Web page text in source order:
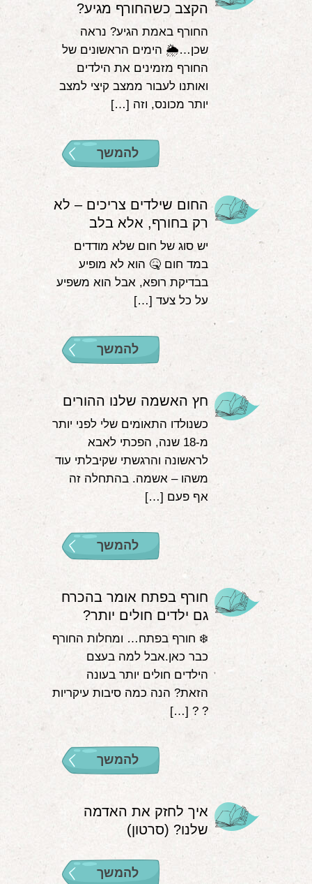
הקצב כשהחורף מגיע?
החורף באמת הגיע? נראה
שכן…🌦 הימים הראשונים של
החורף מזמינים את הילדים
ואותנו לעבור ממצב קיצי למצב
יותר מכונס, וזה […]
להמשך
החום שילדים צריכים – לא
רק בחורף, אלא בלב
יש סוג של חום שלא מודדים
במד חום 🤒 הוא לא מופיע
בבדיקת רופא, אבל הוא משפיע
על כל צעד […]
להמשך
חץ האשמה שלנו ההורים
כשנולדו התאומים שלי לפני יותר
מ-18 שנה, הפכתי לאבא
לראשונה והרגשתי שקיבלתי עוד
משהו – אשמה. בהתחלה זה
אף פעם […]
להמשך
חורף בפתח אומר בהכרח
גם ילדים חולים יותר?
❄️ חורף בפתח… ומחלות החורף
כבר כאן.אבל למה בעצם
הילדים חולים יותר בעונה
הזאת? הנה כמה סיבות עיקריות
? ? […]
להמשך
איך לחזק את האדמה
שלנו? (סרטון)
להמשך